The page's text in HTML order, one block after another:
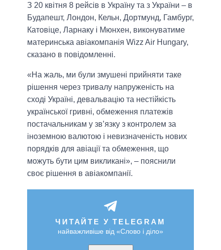
З 20 квітня 8 рейсів в Україну та з України – в
Будапешт, Лондон, Кельн, Дортмунд, Гамбург,
Катовіце, Ларнаку і Мюнхен, виконуватиме
материнська авіакомпанія Wizz Air Hungary,
сказано в повідомленні.
«На жаль, ми були змушені прийняти таке
рішення через тривалу напруженість на
сході Україні, девальвацію та нестійкість
української гривні, обмеження платежів
постачальникам у зв’язку з контролем за
іноземною валютою і невизначеність нових
порядків для авіації та обмеження, що
можуть бути цим викликані», – пояснили
своє рішення в авіакомпанії.
ЧИТАЙТЕ У TELEGRAM
найважливіше від «Слово і діло»